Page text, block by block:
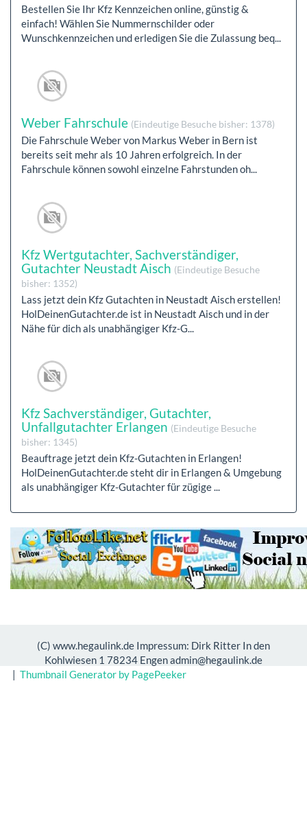
Bestellen Sie Ihr Kfz Kennzeichen online, günstig &
einfach! Wählen Sie Nummernschilder oder
Wunschkennzeichen und erledigen Sie die Zulassung beq...
Weber Fahrschule (Eindeutige Besuche bisher: 1378)
Die Fahrschule Weber von Markus Weber in Bern ist
bereits seit mehr als 10 Jahren erfolgreich. In der
Fahrschule können sowohl einzelne Fahrstunden oh...
Kfz Wertgutachter, Sachverständiger,
Gutachter Neustadt Aisch (Eindeutige Besuche
bisher: 1352)
Lass jetzt dein Kfz Gutachten in Neustadt Aisch erstellen!
HolDeinenGutachter.de ist in Neustadt Aisch und in der
Nähe für dich als unabhängiger Kfz-G...
Kfz Sachverständiger, Gutachter,
Unfallgutachter Erlangen (Eindeutige Besuche
bisher: 1345)
Beauftrage jetzt dein Kfz-Gutachten in Erlangen!
HolDeinenGutachter.de steht dir in Erlangen & Umgebung
als unabhängiger Kfz-Gutachter für zügige ...
(C) www.hegaulink.de Impressum: Dirk Ritter In den
Kohlwiesen 1 78234 Engen admin@hegaulink.de
| Thumbnail Generator by PagePeeker